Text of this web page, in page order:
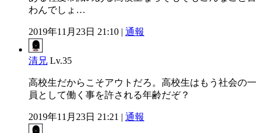
わんでしょ…
2019年11月23日 21:10 | 通報
清兄 Lv.35
高校生だからこそアウトだろ。高校生はもう社会の一
員として働く事を許される年齢だぞ？
2019年11月23日 21:21 | 通報